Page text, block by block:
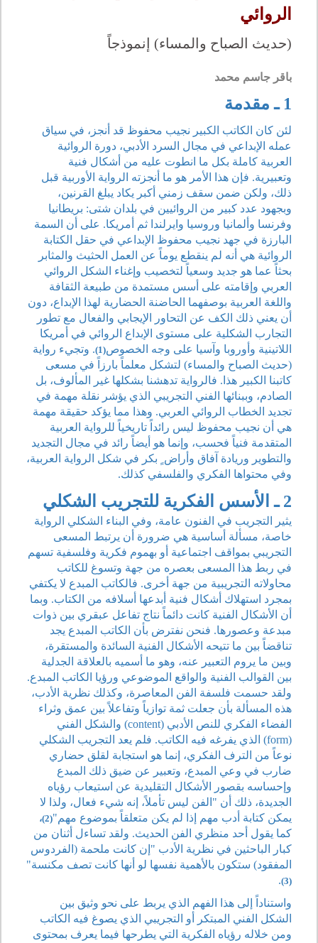
الروائي
(حديث الصباح والمساء) إنموذجاً
باقر جاسم محمد
1 ـ مقدمة
لئن كان الكاتب الكبير نجيب محفوظ قد أنجز، في سياق
عمله الإبداعي في مجال السرد الأدبي، دورة الروائية
العربية كاملة بكل ما انطوت عليه من أشكال فنية
وتعبيرية. فإن هذا الأمر هو ما أنجزته الرواية الأوربية قبل
ذلك، ولكن ضمن سقف زمني أكبر يكاد يبلغ القرنين،
وبجهود عدد كبير من الروائيين في بلدان شتى: بريطانيا
وفرنسا وألمانيا وروسيا وايرلندا ثم أمريكا. على أن السمة
البارزة في جهد نجيب محفوظ الإبداعي في حقل الكتابة
الروائية هي أنه لم ينقطع يوماً عن العمل الحثيث والمثابر
بحثاً عما هو جديد وسعياً لتخصيب وإغناء الشكل الروائي
العربي وإقامته على أسس مستمدة من طبيعة الثقافة
واللغة العربية بوصفهما الحاضنة الحضارية لهذا الإبداع، دون
أن يعني ذلك الكف عن التحاور الإيجابي والفعال مع تطور
التجارب الشكلية على مستوى الإبداع الروائي في أمريكا
اللاتينية وأوروبا وآسيا على وجه الخصوص(1)
. وتجيء رواية
(حديث الصباح والمساء) لتشكل معلماً بارزاً في مسعى
كاتبنا الكبير هذا. فالرواية تدهشنا بشكلها غير المألوف، بل
الصادم، وببنائها الفني التجريبي الذي يؤشر نقلة مهمة في
تجديد الخطاب الروائي العربي. وهذا مما يؤكد حقيقة مهمة
هي أن نجيب محفوظ ليس رائداً تاريخياً للرواية العربية
المتقدمة فنياً فحسب، وإنما هو أيضاً رائد في مجال التجديد
والتطوير وريادة آفاق وأراض ٍ بكر في شكل الرواية العربية،
وفي محتواها الفكري والفلسفي كذلك.
2 ـ الأسس الفكرية للتجريب الشكلي
يثير التجريب في الفنون عامة، وفي البناء الشكلي الرواية
خاصة، مسألة أساسية هي ضرورة أن يرتبط المسعى
التجريبي بمواقف اجتماعية أو بهموم فكرية وفلسفية تسهم
في ربط هذا المسعى بعصره من جهة وتسوغ للكاتب
محاولاته التجريبية من جهة أخرى. فالكاتب المبدع لا يكتفي
بمجرد استهلاك أشكال فنية أبدعها أسلافه من الكتاب. وبما
أن الأشكال الفنية كانت دائماً نتاج تفاعل عبقري بين ذوات
مبدعة وعصورها. فنحن نفترض بأن الكاتب المبدع يجد
تناقضاً بين ما تتيحه الأشكال الفنية السائدة والمستقرة،
وبين ما يروم التعبير عنه، وهو ما أسميه بالعلاقة الجدلية
بين القوالب الفنية والواقع الموضوعي ورؤيا الكاتب المبدع.
ولقد حسمت فلسفة الفن المعاصرة، وكذلك نظرية الأدب،
هذه المسألة بأن جعلت ثمة توازياً وتفاعلاً بين عمق وثراء
الفضاء الفكري للنص الأدبي (content) والشكل الفني
(form) الذي يفرغه فيه الكاتب. فلم يعد التجريب الشكلي
نوعاً من الترف الفكري، إنما هو استجابة لقلق حضاري
ضارب في وعي المبدع، وتعبير عن ضيق ذلك المبدع
وإحساسه بقصور الأشكال التقليدية عن استيعاب رؤياه
الجديدة، ذلك أن "الفن ليس تأملاً، إنه شيء فعال، ولذا لا
يمكن كتابة أدب مهم إذا لم يكن متعلقاً بموضوع مهم"(2)،
كما يقول أحد منظري الفن الحديث. ولقد تساءل أثنان من
كبار الباحثين في نظرية الأدب "إن كانت ملحمة (الفردوس
المفقود) ستكون بالأهمية نفسها لو أنها كانت تصف مكنسة"
(3)
.
واستناداً إلى هذا الفهم الذي يربط على نحو وثيق بين
الشكل الفني المبتكر أو التجريبي الذي يصوغ فيه الكاتب
ومن خلاله رؤياه الفكرية التي يطرحها فيما يعرف بمحتوى